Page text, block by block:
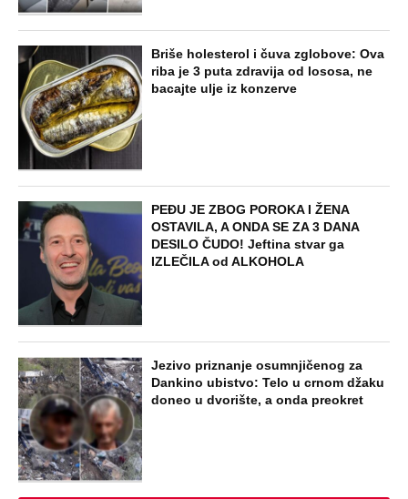
Briše holesterol i čuva zglobove: Ova
riba je 3 puta zdravija od lososa, ne
bacajte ulje iz konzerve
PEĐU JE ZBOG POROKA I ŽENA
OSTAVILA, A ONDA SE ZA 3 DANA
DESILO ČUDO! Jeftina stvar ga
IZLEČILA od ALKOHOLA
Jezivo priznanje osumnjičenog za
Dankino ubistvo: Telo u crnom džaku
doneo u dvorište, a onda preokret